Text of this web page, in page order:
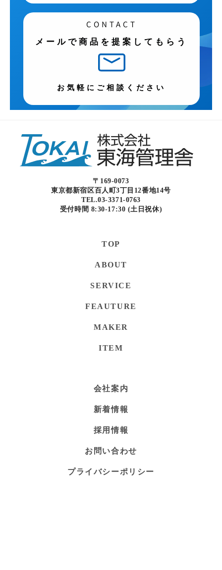
CONTACT
メールで商品を提案してもらう
お気軽にご相談ください
〒169-0073
東京都新宿区百人町3丁目12番地14号
TEL.03-3371-0763
受付時間 8:30-17:30 (土日祝休)
TOP
ABOUT
SERVICE
FEAUTURE
MAKER
ITEM
会社案内
新着情報
採用情報
お問い合わせ
プライバシーポリシー